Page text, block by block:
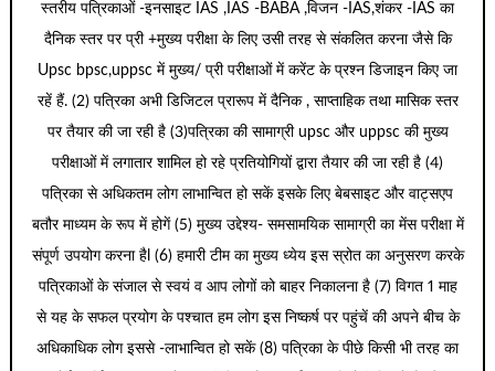
स्तरीय पत्रिकाओं -इनसाइट IAS ,IAS -BABA ,विजन -IAS,शंकर -IAS का
दैनिक स्तर पर प्री +मुख्य परीक्षा के लिए उसी तरह से संकलित करना जैसे कि
Upsc bpsc,uppsc में मुख्य/ प्री परीक्षाओं में करेंट के प्रश्न डिजाइन किए जा
रहें हैं. (2) पत्रिका अभी डिजिटल प्रारूप में दैनिक , साप्ताहिक तथा मासिक स्तर
पर तैयार की जा रही है (3)पत्रिका की सामाग्री upsc और uppsc की मुख्य
परीक्षाओं में लगातार शामिल हो रहे प्रतियोगियों द्वारा तैयार की जा रही है (4)
पत्रिका से अधिकतम लोग लाभान्वित हो सकें इसके लिए बेबसाइट और वाट्सएप
बतौर माध्यम के रूप में होगें (5) मुख्य उद्देश्य- समसामयिक सामाग्री का मेंस परीक्षा में
संपूर्ण उपयोग करना हैl (6) हमारी टीम का मुख्य ध्येय इस स्रोत का अनुसरण करके
पत्रिकाओं के संजाल से स्वयं व आप लोगों को बाहर निकालना है (7) विगत 1 माह
से यह के सफल प्रयोग के पश्चात हम लोग इस निष्कर्ष पर पहुंचें की अपने बीच के
अधिकाधिक लोग इससे -लाभान्वित हो सकें (8) पत्रिका के पीछे किसी भी तरह का